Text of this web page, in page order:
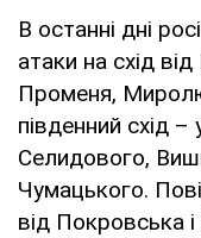
В останні дні
атаки на схід
Променя,
південний схід –
Селидового,
Чумацького.
від Покровська